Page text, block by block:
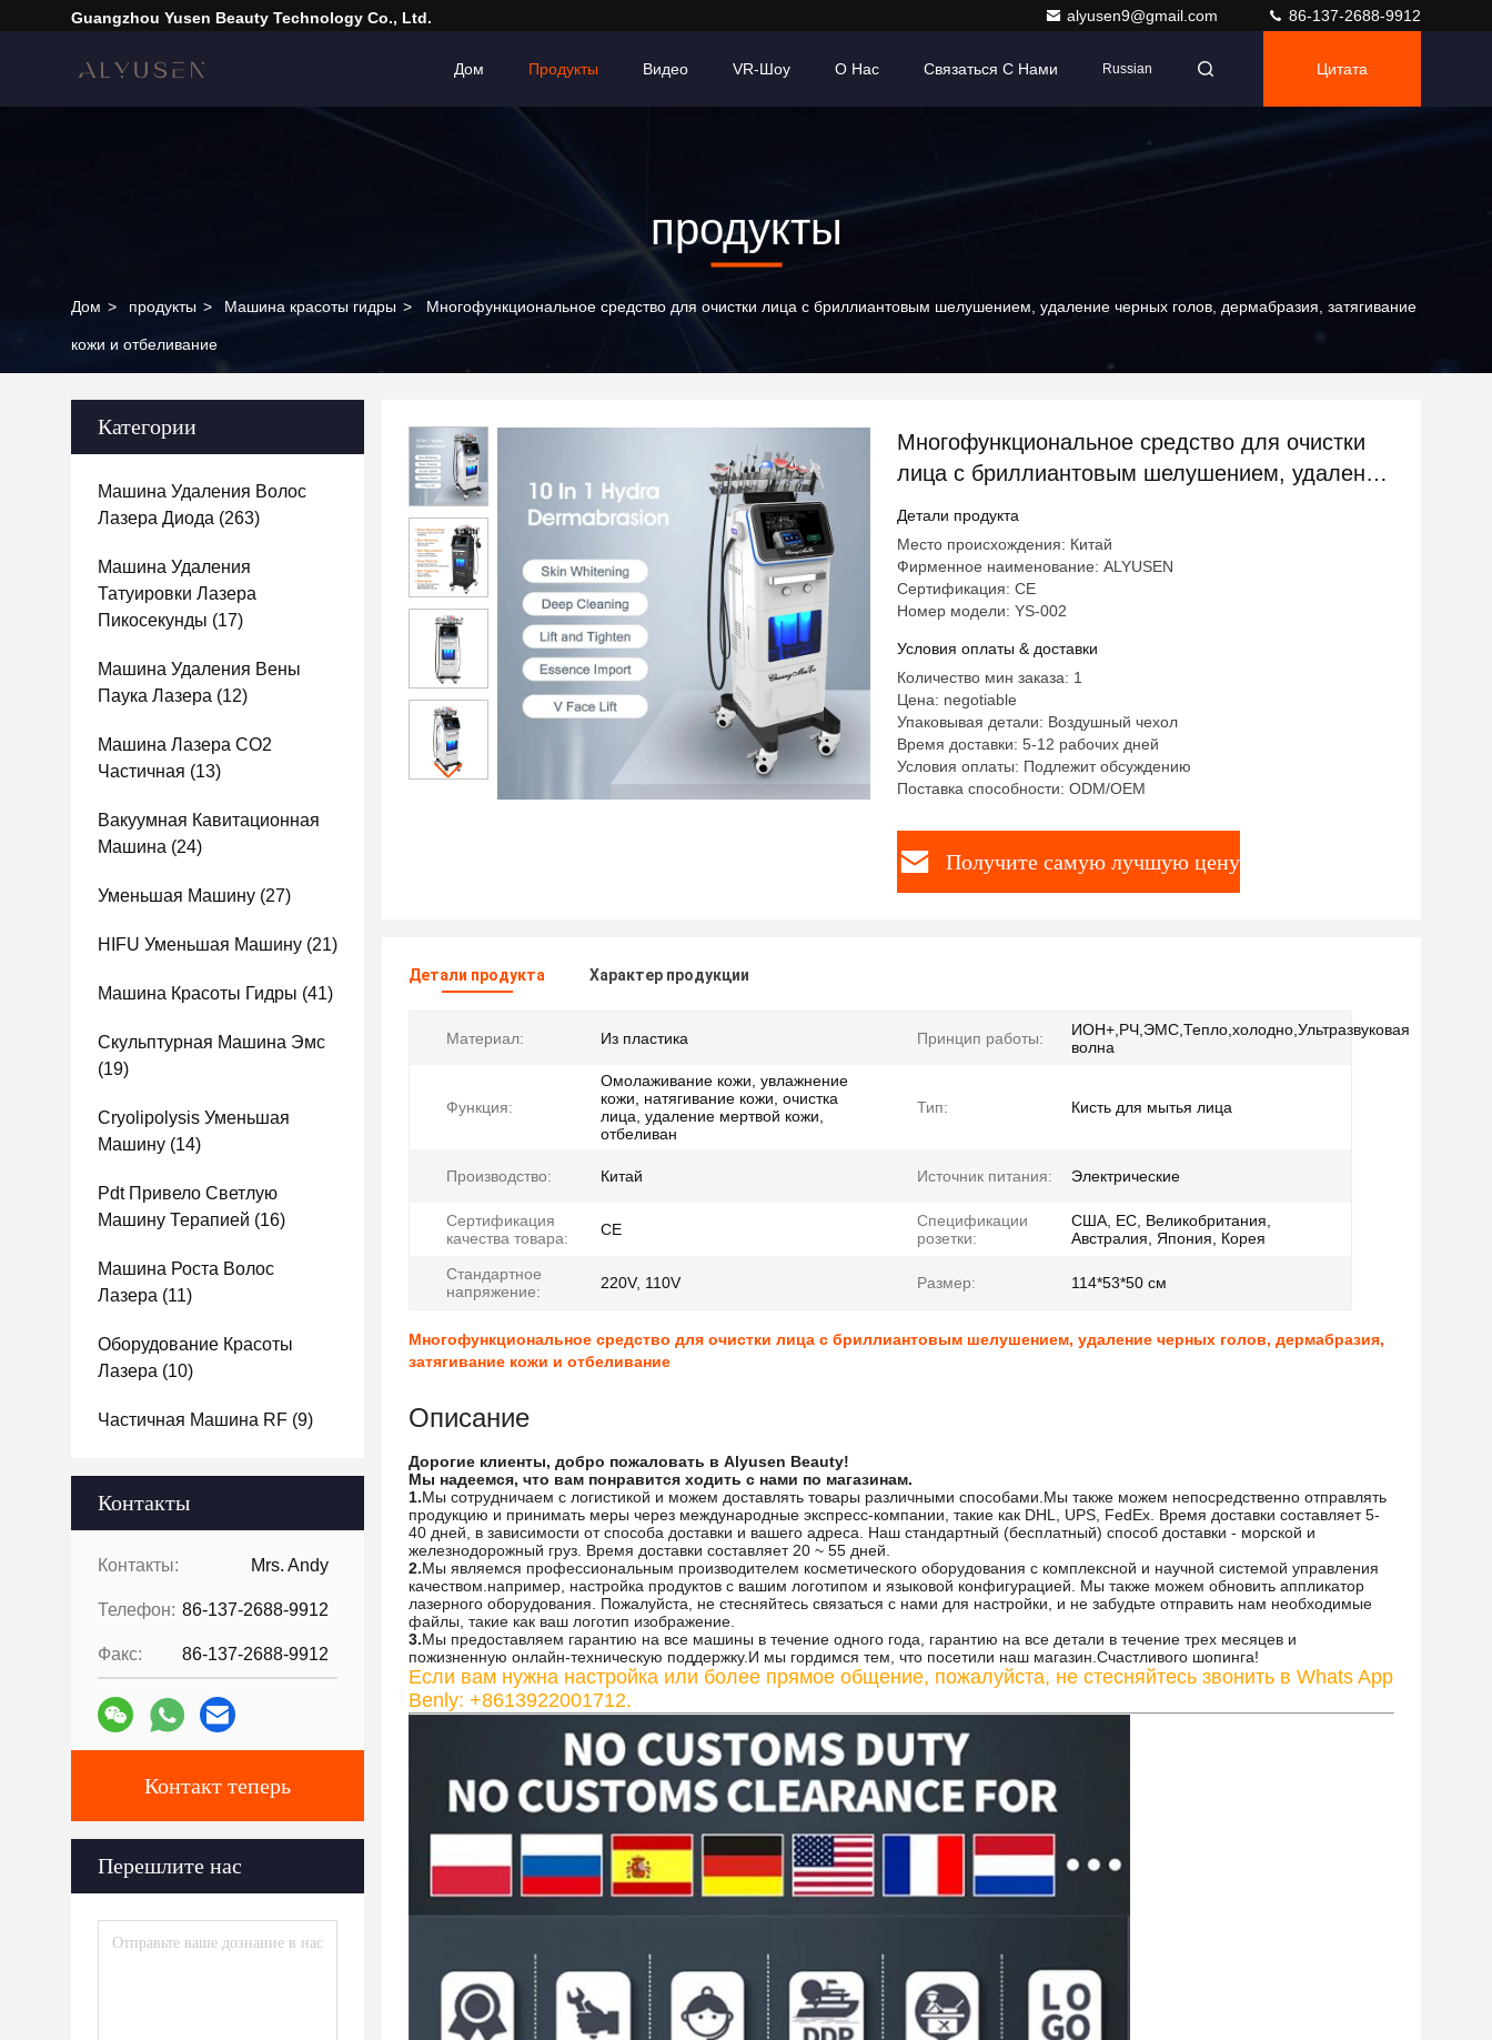
Guangzhou Yusen Beauty Technology Co., Ltd. alyusen9@gmail.com 86-137-2688-9912
Дом Продукты Видео VR-Шоу О Нас Связаться С Нами Russian Цитата
продукты
Дом > продукты > Машина красоты гидры > Многофункциональное средство для очистки лица с бриллиантовым шелушением, удаление черных голов, дермабразия, затягивание
кожи и отбеливание
Категории
Машина Удаления Волос
Лазера Диода (263)
Машина Удаления
Татуировки Лазера
Пикосекунды (17)
Машина Удаления Вены
Паука Лазера (12)
Машина Лазера СО2
Частичная (13)
Вакуумная Кавитационная
Машина (24)
Уменьшая Машину (27)
HIFU Уменьшая Машину (21)
Машина Красоты Гидры (41)
Скульптурная Машина Эмс
(19)
Cryolipolysis Уменьшая
Машину (14)
Pdt Привело Светлую
Машину Терапией (16)
Машина Роста Волос
Лазера (11)
Оборудование Красоты
Лазера (10)
Частичная Машина RF (9)
Контакты
Контакты: Mrs. Andy
Телефон: 86-137-2688-9912
Факс: 86-137-2688-9912
Контакт теперь
Перешлите нас
Многофункциональное средство для очистки
лица с бриллиантовым шелушением, удаление
черных голов, дермабразия, затягивание кожи
и отбеливание
Детали продукта
Место происхождения: Китай
Фирменное наименование: ALYUSEN
Сертификация: CE
Номер модели: YS-002
Условия оплаты & доставки
Количество мин заказа: 1
Цена: negotiable
Упаковывая детали: Воздушный чехол
Время доставки: 5-12 рабочих дней
Условия оплаты: Подлежит обсуждению
Поставка способности: ODM/OEM
Получите самую лучшую цену
Детали продукта Характер продукции
Материал: Из пластика Принцип работы:
ИОН+,РЧ,ЭМС,Тепло,холодно,Ультразвуковая
волна
Функция:
Омолаживание кожи, увлажнение
кожи, натягивание кожи, очистка
лица, удаление мертвой кожи,
отбеливан
Тип: Кисть для мытья лица
Производство: Китай Источник питания: Электрические
Сертификация
качества товара:
CE
Спецификации
розетки:
США, ЕС, Великобритания,
Австралия, Япония, Корея
Стандартное
напряжение:
220V, 110V Размер: 114*53*50 см
Многофункциональное средство для очистки лица с бриллиантовым шелушением, удаление черных голов, дермабразия,
затягивание кожи и отбеливание
Описание
Дорогие клиенты, добро пожаловать в Alyusen Beauty!
Мы надеемся, что вам понравится ходить с нами по магазинам.
1.Мы сотрудничаем с логистикой и можем доставлять товары различными способами.Мы также можем непосредственно отправлять
продукцию и принимать меры через международные экспресс-компании, такие как DHL, UPS, FedEx. Время доставки составляет 5-
40 дней, в зависимости от способа доставки и вашего адреса. Наш стандартный (бесплатный) способ доставки - морской и
железнодорожный груз. Время доставки составляет 20 ~ 55 дней.
2.Мы являемся профессиональным производителем косметического оборудования с комплексной и научной системой управления
качеством.например, настройка продуктов с вашим логотипом и языковой конфигурацией. Мы также можем обновить аппликатор
лазерного оборудования. Пожалуйста, не стесняйтесь связаться с нами для настройки, и не забудьте отправить нам необходимые
файлы, такие как ваш логотип изображение.
3.Мы предоставляем гарантию на все машины в течение одного года, гарантию на все детали в течение трех месяцев и
пожизненную онлайн-техническую поддержку.И мы гордимся тем, что посетили наш магазин.Счастливого шопинга!
Если вам нужна настройка или более прямое общение, пожалуйста, не стесняйтесь звонить в Whats App
Benly: +8613922001712.